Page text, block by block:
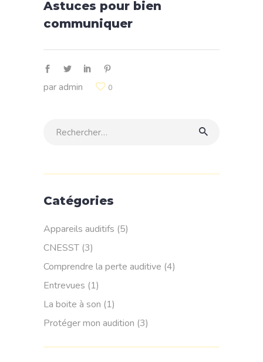
Astuces pour bien
communiquer
paradmin 0
Rechercher:
Catégories
Appareils auditifs (5)
CNESST (3)
Comprendre la perte auditive (4)
Entrevues (1)
La boite à son (1)
Protéger mon audition (3)